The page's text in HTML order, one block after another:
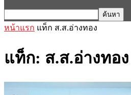
หน้าแรก แท็ก ส.ส.อ่างทอง
แท็ก: ส.ส.อ่างทอง